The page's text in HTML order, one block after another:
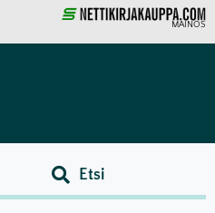
MAINOS